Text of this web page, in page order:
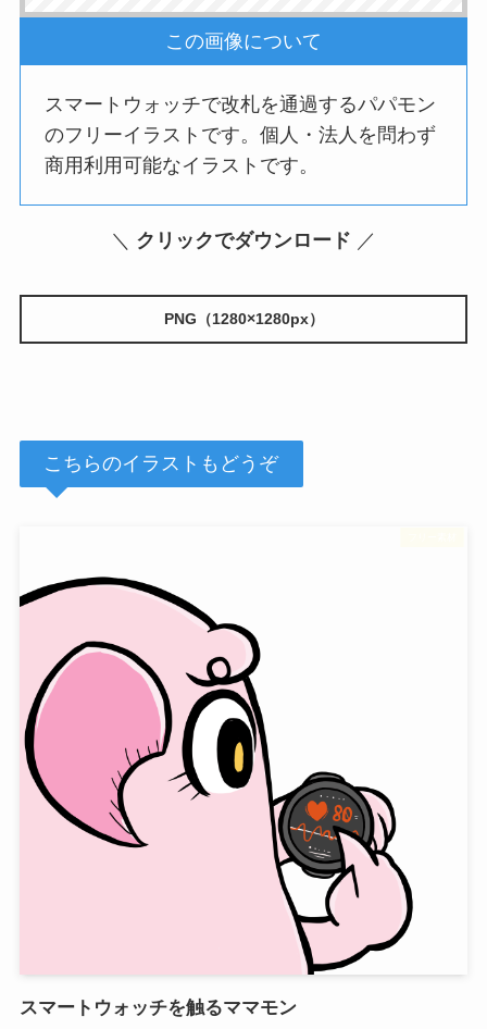
この画像について
スマートウォッチで改札を通過するパパモン
のフリーイラストです。個人・法人を問わず
商用利用可能なイラストです。
＼ クリックでダウンロード ／
PNG（1280×1280px）
こちらのイラストもどうぞ
スマートウォッチを触るママモン